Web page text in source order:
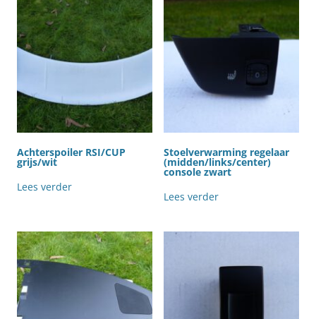
Achterspoiler RSI/CUP
grijs/wit
Lees verder
Stoelverwarming regelaar
(midden/links/center)
console zwart
Lees verder